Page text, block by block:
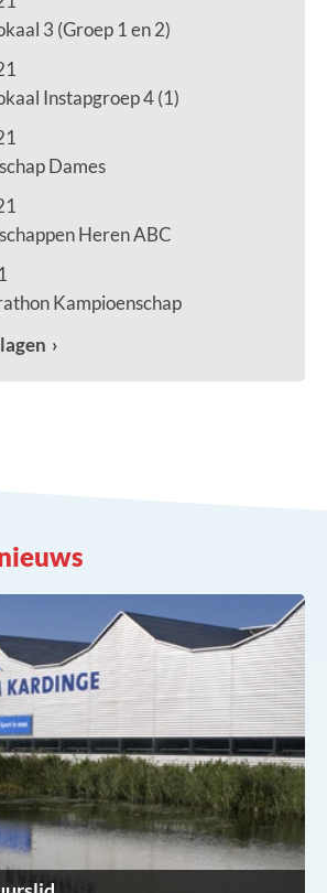
3 (Groep 1 en 2)
Instapgroep 4 (1)
Dames
Heren ABC
Kampioenschap